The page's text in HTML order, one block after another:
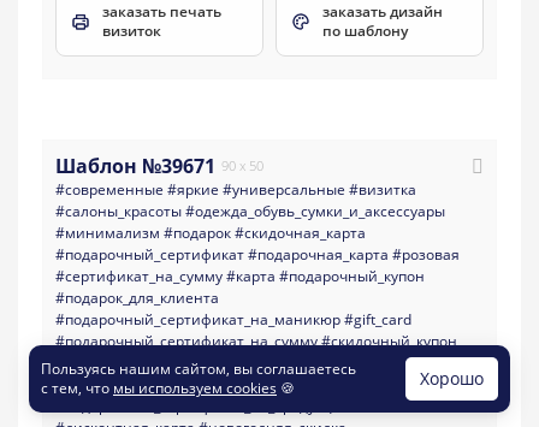
заказать печать
визиток
заказать дизайн
по шаблону
Шаблон №39671 90 x 50
#современные #яркие #универсальные #визитка
#салоны_красоты#одежда_обувь_сумки_и_аксессуары
#минимализм #подарок#скидочная_карта
#подарочный_сертификат#подарочная_карта #розовая
#сертификат_на_сумму#карта #подарочный_купон
#подарок_для_клиента
#подарочный_сертификат_на_маникюр#gift_card
#подарочный_сертификат_на_сумму#скидочный_купон
#подарочный_сертификат_на_услугу
#сертификат_подарочный_купон_на_сумму
Пользуясь нашим сайтом, вы соглашаетесь
с тем, что мы используем cookies 🍪 Хорошо